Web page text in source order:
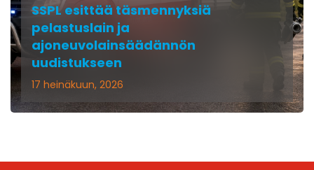
SSPL esittää täsmennyksiä
pelastuslain ja
ajoneuvolainsäädännön
uudistukseen
17 heinäkuun, 2026